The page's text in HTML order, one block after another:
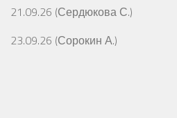
21.09.26 (Сердюкова С.)
23.09.26 (Сорокин А.)